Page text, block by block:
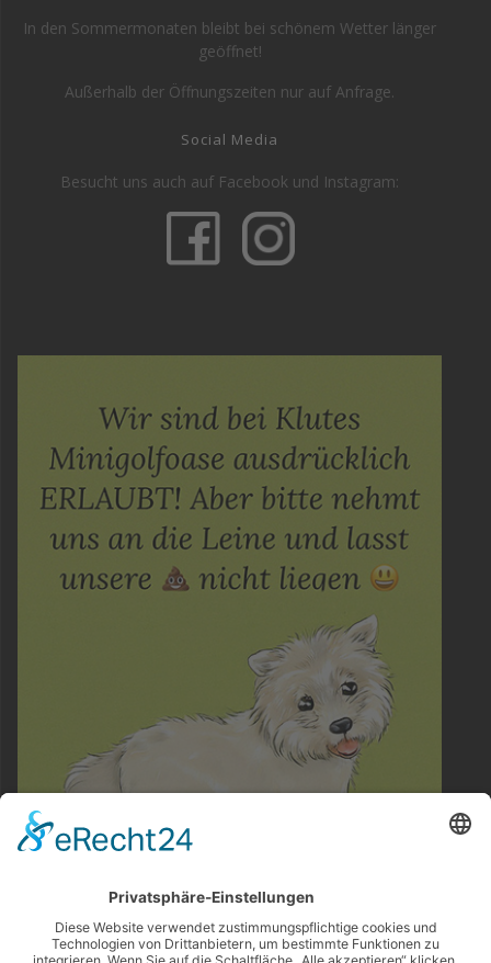
In den Sommermonaten bleibt bei schönem Wetter länger
geöffnet!
Außerhalb der Öffnungszeiten nur auf Anfrage.
Social Media
Besucht uns auch auf Facebook und Instagram: